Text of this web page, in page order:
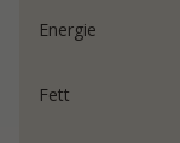
Energie
Fett